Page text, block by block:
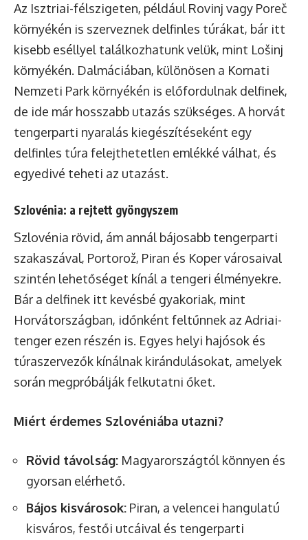
Az Isztriai-félszigeten, például Rovinj vagy Poreč
környékén is szerveznek delfinles túrákat, bár itt
kisebb eséllyel találkozhatunk velük, mint Lošinj
környékén. Dalmáciában, különösen a Kornati
Nemzeti Park környékén is előfordulnak delfinek,
de ide már hosszabb utazás szükséges. A horvát
tengerparti nyaralás kiegészítéseként egy
delfinles túra felejthetetlen emlékké válhat, és
egyedivé teheti az utazást.
Szlovénia: a rejtett gyöngyszem
Szlovénia rövid, ám annál bájosabb tengerparti
szakaszával, Portorož, Piran és Koper városaival
szintén lehetőséget kínál a tengeri élményekre.
Bár a delfinek itt kevésbé gyakoriak, mint
Horvátországban, időnként feltűnnek az Adriai-
tenger ezen részén is. Egyes helyi hajósok és
túraszervezők kínálnak kirándulásokat, amelyek
során megpróbálják felkutatni őket.
Miért érdemes Szlovéniába utazni?
Rövid távolság: Magyarországtól könnyen és
gyorsan elérhető.
Bájos kisvárosok: Piran, a velencei hangulatú
kisváros, festői utcáival és tengerparti